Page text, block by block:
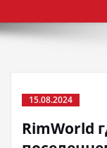
15.08.2024
RimWorld